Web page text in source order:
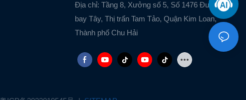
Địa chỉ: Tầng 8, Xưởng số 5, Số 1476 Đường Sân
bay Tây, Thị trấn Tam Tảo, Quận Kim Loan,
Thành phố Chu Hải